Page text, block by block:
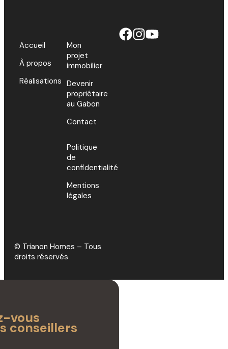
Accueil
À propos
Réalisations
Mon
projet
immobilier
Devenir
propriétaire
au Gabon
Contact
Politique
de
confidentialité
Mentions
légales
© Trianon Homes – Tous
droits réservés
vous
conseillers